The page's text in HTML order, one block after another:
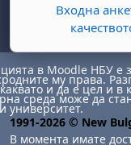
Входна
1 август
неделя, 2 август
6 август
август8 август
неделя, 9 август
в Moodle НБУ е
му права.
и да е цел и в
среда може да
университет.
1991-2026 © New
В момента имате